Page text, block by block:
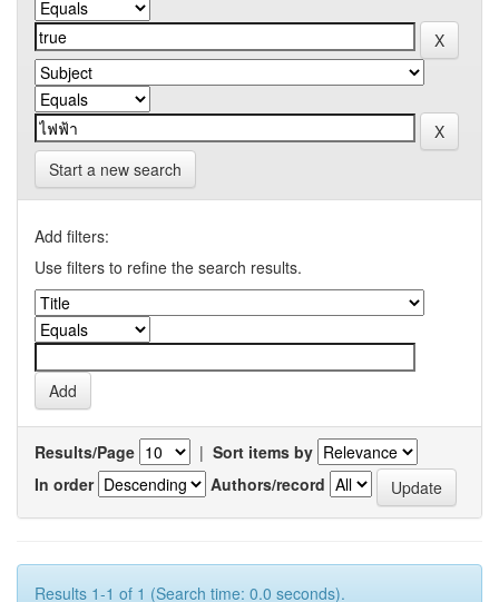
Start a new search
Add filters:
Use filters to refine the search results.
Results/Page | Sort items by
In order
Authors/record
Results 1-1 of 1 (Search time: 0.0 seconds).